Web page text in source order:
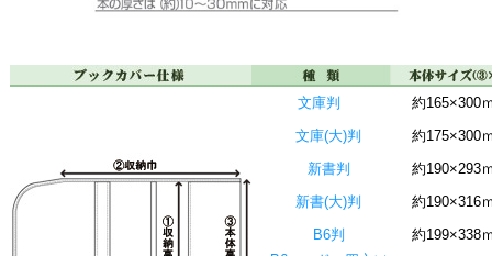
文庫判
約165×300
文庫(大)判
約175×300
新書判
約190×293
新書(大)判
約190×316
B6判
約199×338